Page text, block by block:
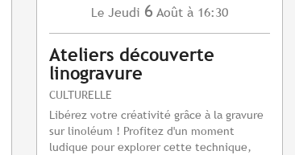
Le Jeudi 6 Août à 16:30
Ateliers découverte
linogravure
CULTURELLE
Libérez votre créativité grâce à la gravure
sur linoléum ! Profitez d'un moment
ludique pour explorer cette technique,